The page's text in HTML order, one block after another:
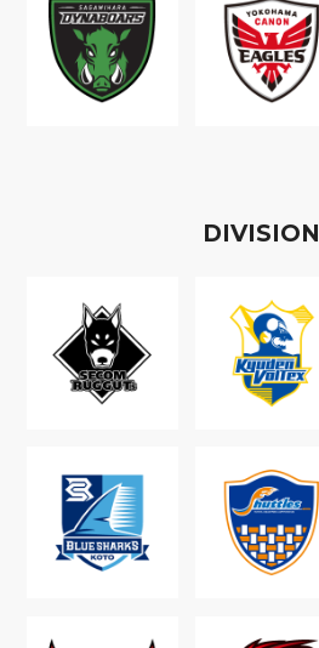
DIVISION